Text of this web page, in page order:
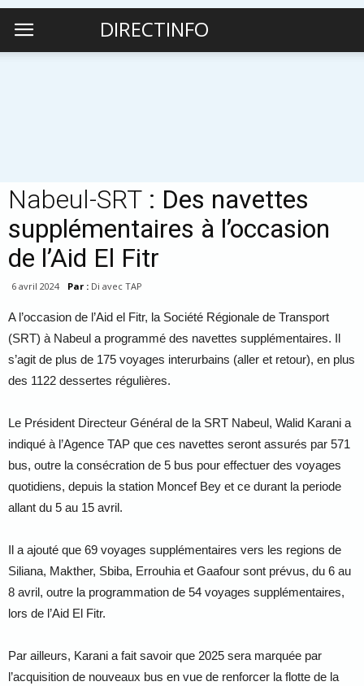
DIRECTINFO
Nabeul-SRT : Des navettes
supplémentaires à l’occasion
de l’Aid El Fitr
6 avril 2024 Par : Di avec TAP
A l’occasion de l’Aid el Fitr, la Société Régionale de Transport
(SRT) à Nabeul a programmé des navettes supplémentaires. Il
s’agit de plus de 175 voyages interurbains (aller et retour), en plus
des 1122 dessertes régulières.
Le Président Directeur Général de la SRT Nabeul, Walid Karani a
indiqué à l’Agence TAP que ces navettes seront assurés par 571
bus, outre la consécration de 5 bus pour effectuer des voyages
quotidiens, depuis la station Moncef Bey et ce durant la periode
allant du 5 au 15 avril.
Il a ajouté que 69 voyages supplémentaires vers les regions de
Siliana, Makther, Sbiba, Errouhia et Gaafour sont prévus, du 6 au
8 avril, outre la programmation de 54 voyages supplémentaires,
lors de l’Aid El Fitr.
Par ailleurs, Karani a fait savoir que 2025 sera marquée par
l’acquisition de nouveaux bus en vue de renforcer la flotte de la